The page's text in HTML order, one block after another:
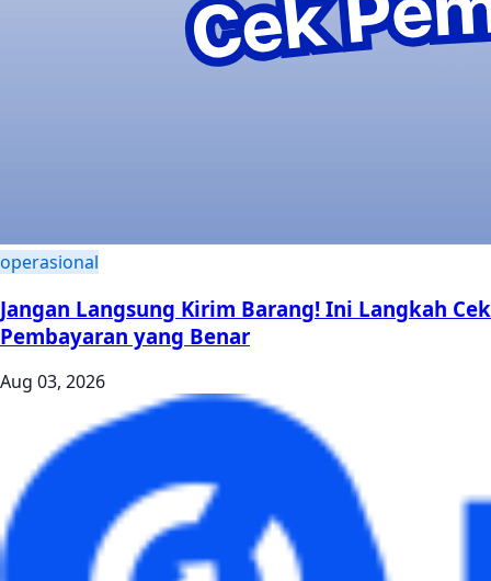
operasional
Jangan Langsung Kirim Barang! Ini Langkah Cek
Pembayaran yang Benar
Aug 03, 2026